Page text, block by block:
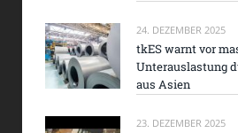
24. DEZEMBER 2025
tkES warnt vor
Unterauslastung
aus Asien
23. DEZEMBER 2025